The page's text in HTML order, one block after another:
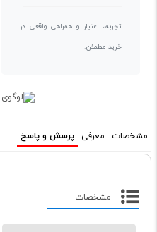
تجربه، اعتبار و همراهی واقعی در
خرید مطمئن.
مشخصات معرفی پرسش و پاسخ
مشخصات